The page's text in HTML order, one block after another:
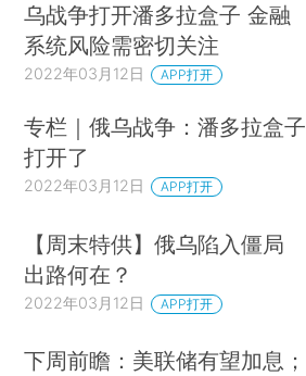
乌战争打开潘多拉盒子 金融
系统风险需密切关注
2022年03月12日 APP打开
专栏｜俄乌战争：潘多拉盒子
打开了
2022年03月12日 APP打开
【周末特供】俄乌陷入僵局
出路何在？
2022年03月12日 APP打开
下周前瞻：美联储有望加息；